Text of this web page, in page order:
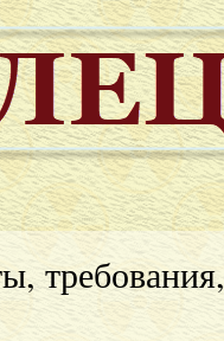
требования,